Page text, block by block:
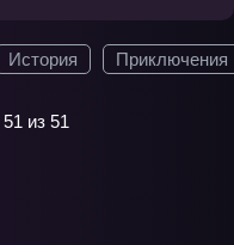
История Приключения
51 из 51